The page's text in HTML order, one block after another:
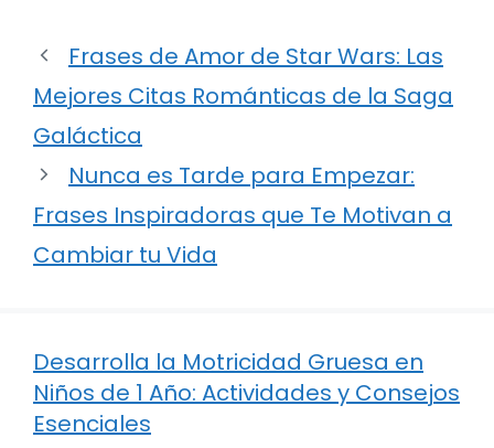
Frases de Amor de Star Wars: Las
Mejores Citas Románticas de la Saga
Galáctica
Nunca es Tarde para Empezar:
Frases Inspiradoras que Te Motivan a
Cambiar tu Vida
Desarrolla la Motricidad Gruesa en
Niños de 1 Año: Actividades y Consejos
Esenciales